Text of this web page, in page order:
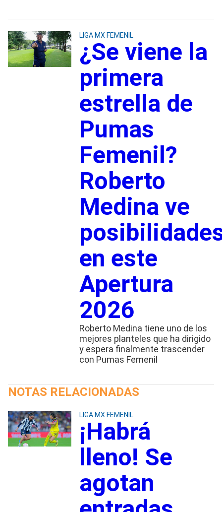
LIGA MX FEMENIL
¿Se viene la
primera
estrella de
Pumas
Femenil?
Roberto
Medina ve
en este
Apertura
2026
Roberto Medina tiene uno de los
mejores planteles que ha dirigido
y espera finalmente trascender
con Pumas Femenil
NOTAS RELACIONADAS
LIGA MX FEMENIL
¡Habrá
lleno! Se
agotan